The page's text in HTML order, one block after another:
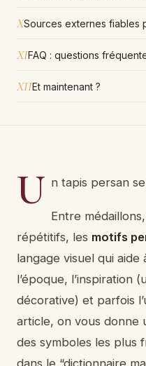
XSources externes fiables
XIFAQ : questions
XIIEt maintenant ?
U n tapis persan
Entre
répétitifs, les motifs
langage visuel qui aide
l’époque, l’inspiration
décorative) et parfois
article, on vous donne
des symboles les plus
dans le “dictionnaire